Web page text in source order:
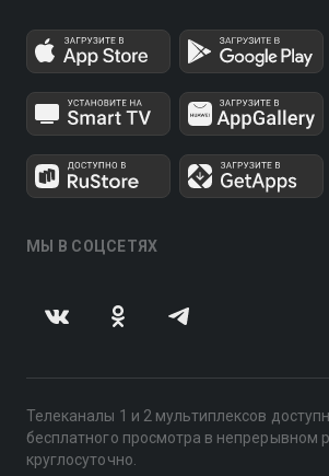
МЫ В СОЦСЕТЯХ
Телеканалы 1 и 2 мультиплексов
бесплатного просмотра в непрерывном
круглосуточно.